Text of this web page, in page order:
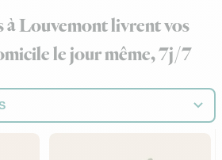
à Louvemont livrent vos
le jour même, 7j/7